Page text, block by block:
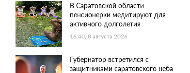
В Саратовской области
пенсионерки медитируют для
активного долголетия
16:40, 8 августа 2026
Губернатор встретился с
защитниками саратовского неба